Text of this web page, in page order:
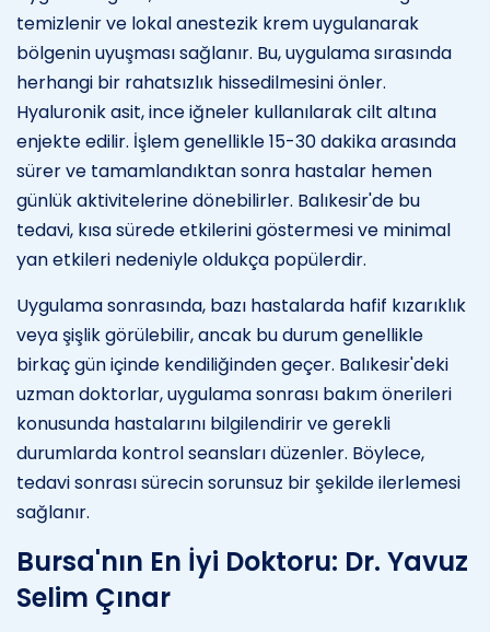
temizlenir ve lokal anestezik krem uygulanarak
bölgenin uyuşması sağlanır. Bu, uygulama sırasında
herhangi bir rahatsızlık hissedilmesini önler.
Hyaluronik asit, ince iğneler kullanılarak cilt altına
enjekte edilir. İşlem genellikle 15-30 dakika arasında
sürer ve tamamlandıktan sonra hastalar hemen
günlük aktivitelerine dönebilirler. Balıkesir'de bu
tedavi, kısa sürede etkilerini göstermesi ve minimal
yan etkileri nedeniyle oldukça popülerdir.
Uygulama sonrasında, bazı hastalarda hafif kızarıklık
veya şişlik görülebilir, ancak bu durum genellikle
birkaç gün içinde kendiliğinden geçer. Balıkesir'deki
uzman doktorlar, uygulama sonrası bakım önerileri
konusunda hastalarını bilgilendirir ve gerekli
durumlarda kontrol seansları düzenler. Böylece,
tedavi sonrası sürecin sorunsuz bir şekilde ilerlemesi
sağlanır.
Bursa'nın En İyi Doktoru: Dr. Yavuz
Selim Çınar